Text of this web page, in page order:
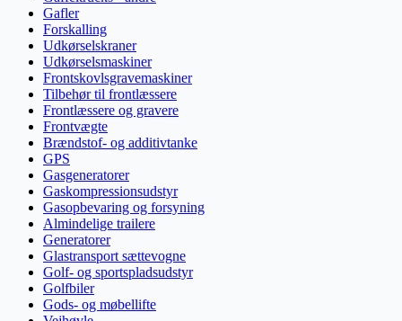
Gafler
Forskalling
Udkørselskraner
Udkørselsmaskiner
Frontskovlsgravemaskiner
Tilbehør til frontlæssere
Frontlæssere og gravere
Frontvægte
Brændstof- og additivtanke
GPS
Gasgeneratorer
Gaskompressionsudstyr
Gasopbevaring og forsyning
Almindelige trailere
Generatorer
Glastransport sættevogne
Golf- og sportspladsudstyr
Golfbiler
Gods- og møbellifte